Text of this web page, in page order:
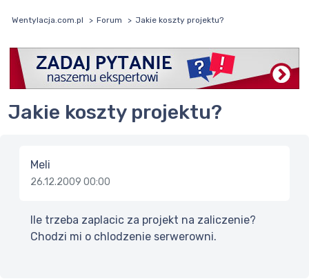
Wentylacja.com.pl Forum Jakie koszty projektu?
Jakie koszty projektu?
Meli
26.12.2009 00:00
Ile trzeba zaplacic za projekt na zaliczenie?
Chodzi mi o chlodzenie serwerowni.